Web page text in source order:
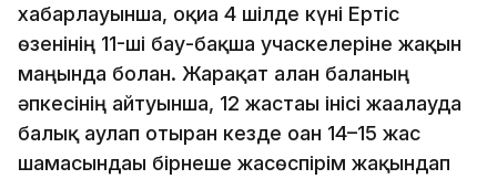
хабарлауынша, оқиға 4 шілде күні Ертіс
өзенінің 11-ші бау-бақша учаскелеріне жақын
маңында болған. Жарақат алған баланың
әпкесінің айтуынша, 12 жастағы інісі жағалауда
балық аулап отырған кезде оған 14–15 жас
шамасындағы бірнеше жасөспірім жақындап